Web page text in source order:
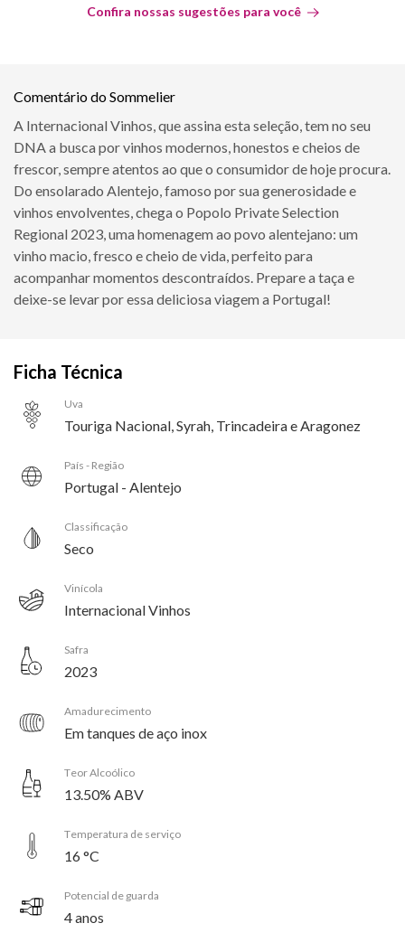
Confira nossas sugestões para você
Comentário do Sommelier
A Internacional Vinhos, que assina esta seleção, tem no seu
DNA a busca por vinhos modernos, honestos e cheios de
frescor, sempre atentos ao que o consumidor de hoje procura.
Do ensolarado Alentejo, famoso por sua generosidade e
vinhos envolventes, chega o Popolo Private Selection
Regional 2023, uma homenagem ao povo alentejano: um
vinho macio, fresco e cheio de vida, perfeito para
acompanhar momentos descontraídos. Prepare a taça e
deixe-se levar por essa deliciosa viagem a Portugal!
Ficha Técnica
Uva
Touriga Nacional, Syrah, Trincadeira e Aragonez
País - Região
Portugal - Alentejo
Classificação
Seco
Vinícola
Internacional Vinhos
Safra
2023
Amadurecimento
Em tanques de aço inox
Teor Alcoólico
13.50% ABV
Temperatura de serviço
16 °C
Potencial de guarda
4 anos